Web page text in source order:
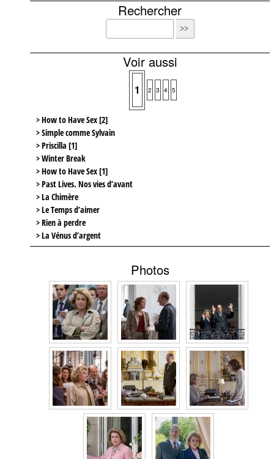
Rechercher
Voir aussi
1 2 3 4 5
> How to Have Sex [2]
> Simple comme Sylvain
> Priscilla [1]
> Winter Break
> How to Have Sex [1]
> Past Lives. Nos vies d’avant
> La Chimère
> Le Temps d’aimer
> Rien à perdre
> La Vénus d’argent
Photos